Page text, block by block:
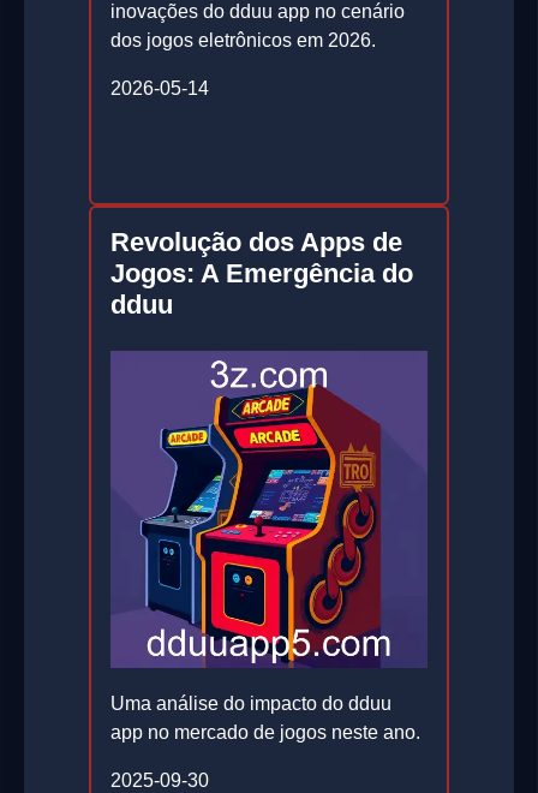
inovações do dduu app no cenário
dos jogos eletrônicos em 2026.
2026-05-14
Revolução dos Apps de
Jogos: A Emergência do
dduu
Uma análise do impacto do dduu
app no mercado de jogos neste ano.
2025-09-30